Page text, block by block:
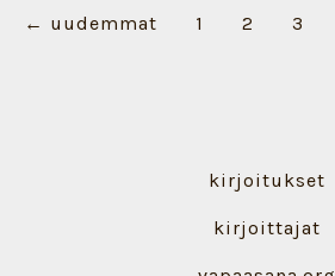
Artikkelien
← uudemmat 1 2 3
kirjoitukset
kirjoittajat